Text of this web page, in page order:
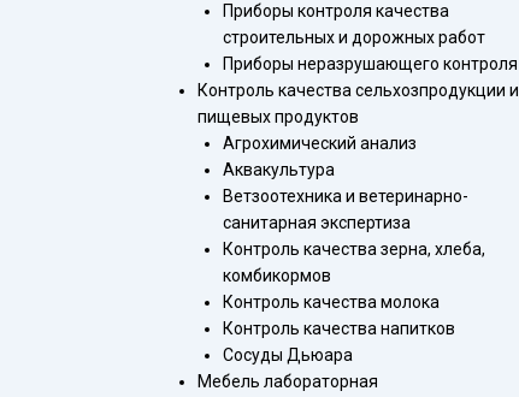
Приборы контроля качества
строительных и дорожных работ
Приборы неразрушающего контроля
Контроль качества сельхозпродукции и
пищевых продуктов
Агрохимический анализ
Аквакультура
Ветзоотехника и ветеринарно-
санитарная экспертиза
Контроль качества зерна, хлеба,
комбикормов
Контроль качества молока
Контроль качества напитков
Сосуды Дьюара
Мебель лабораторная